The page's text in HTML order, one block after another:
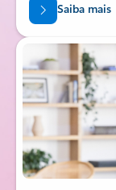
Saiba mais